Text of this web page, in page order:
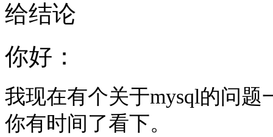
给结论
你好：
我现在有个关于mysql的问题
你有时间了看下。